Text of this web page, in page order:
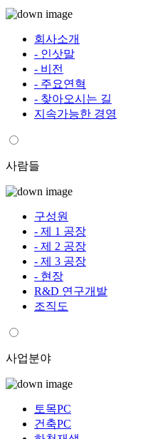
회사소개
- 인삿말
- 비전
- 주요연혁
- 찾아오시는 길
지속가능한 경영
사람들
구성원
- 제 1 공장
- 제 2 공장
- 제 3 공장
- 현장
R&D 연구개발
조직도
사업분야
토목PC
건축PC